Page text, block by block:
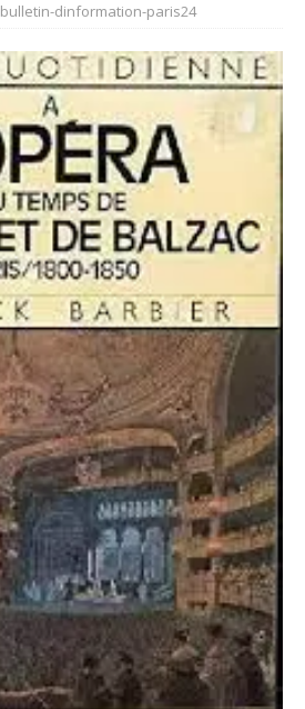
bulletin-dinformation-paris24